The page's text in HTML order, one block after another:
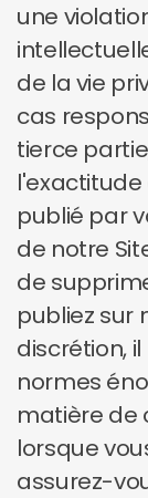
une
de la vie
cas
tierce
publié par
de notre
de
publiez sur
discrétion,
normes
matière de
lorsque
assurez-